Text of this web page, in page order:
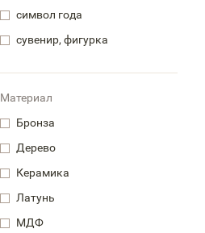
символ года
сувенир, фигурка
Материал
Бронза
Дерево
Керамика
Латунь
МДФ